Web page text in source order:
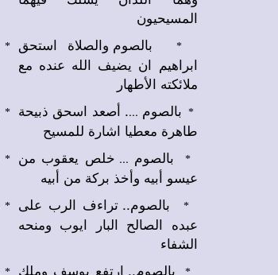
المسيحيون
* *
بالصوم والصلاة استحق
ابراهيم ان يضيف الله عنده مع
ملائكته الأطهار
* * بالصوم .... أصعد اسحق ذبيحة
طاهرة معطيا اشارة للمسيح
* * بالصوم ... خلص يعقوب من
عيسو أبيه وأخذ بركة من أبيه
* *
بالصوم.. تراءف الرب على
عبده الصالح البار ايوب ومنحه
الشفاء
* *
بالصوم.. ارتفع يوسف وملك